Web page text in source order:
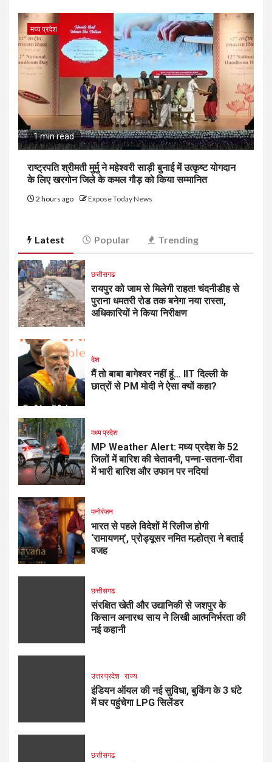
मध्य प्रदेश
1 min read
राष्ट्रपति श्रीमती मुर्मु ने महेश्वरी साड़ी बुनाई में उत्कृष्ट योगदान
के लिए खरगोन जिले के कमल गौड़ को किया सम्मानित
2 hours ago Expose Today News
Latest Popular Trending
छत्तीसगढ
रायपुर को जाम से मिलेगी राहत! चंदनीडीह से
पुराना धमतरी रोड तक बनेगा नया रास्ता,
अधिकारियों ने किया निरीक्षण
देश
मैं तो बाबा बागेश्वर नहीं हूं… IIT दिल्ली के
छात्रों से PM मोदी ने ऐसा क्यों कहा?
मध्य प्रदेश
MP Weather Alert: मध्य प्रदेश के 52
जिलों में बारिश की चेतावनी, पन्ना-सतना-रीवा
में भारी बारिश और उफान पर नदियां
मनोरंजन
भारत से पहले विदेशों में रिलीज होगी
‘रामायणम्’, प्रोड्यूसर नमित मल्होत्रा ने बताई
वजह
छत्तीसगढ
संरक्षित खेती और उद्यानिकी से जशपुर के
किसान अनारथ साय ने लिखी आत्मनिर्भरता की
नई कहानी
उत्तर प्रदेश राज्य
इंडियन ऑयल की नई सुविधा, बुकिंग के 3 घंटे
में घर पहुंचेगा LPG सिलेंडर
छत्तीसगढ